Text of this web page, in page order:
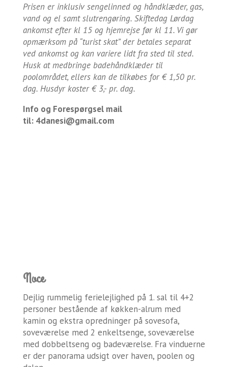
Prisen er inklusiv sengelinned og håndklæder, gas,
vand og el samt slutrengøring. Skiftedag Lørdag
ankomst efter kl 15 og hjemrejse før kl 11. Vi gør
opmærksom på “turist skat” der betales separat
ved ankomst og kan variere lidt fra sted til sted.
Husk at medbringe badehåndklæder til
poolområdet, ellers kan de tilkøbes for € 1,50 pr.
dag. Husdyr koster € 3,- pr. dag.
Info og Forespørgsel mail
til: 4danesi@gmail.com
Noce
Dejlig rummelig ferielejlighed på 1. sal til 4+2
personer bestående af køkken-alrum med
kamin og ekstra opredninger på sovesofa,
soveværelse med 2 enkeltsenge, soveværelse
med dobbeltseng og badeværelse. Fra vinduerne
er der panorama udsigt over haven, poolen og